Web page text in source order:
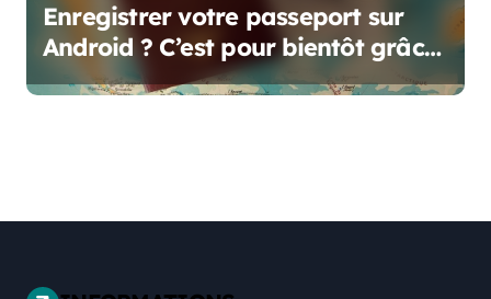
Enregistrer votre passeport sur
Android ? C’est pour bientôt grâce
à Google